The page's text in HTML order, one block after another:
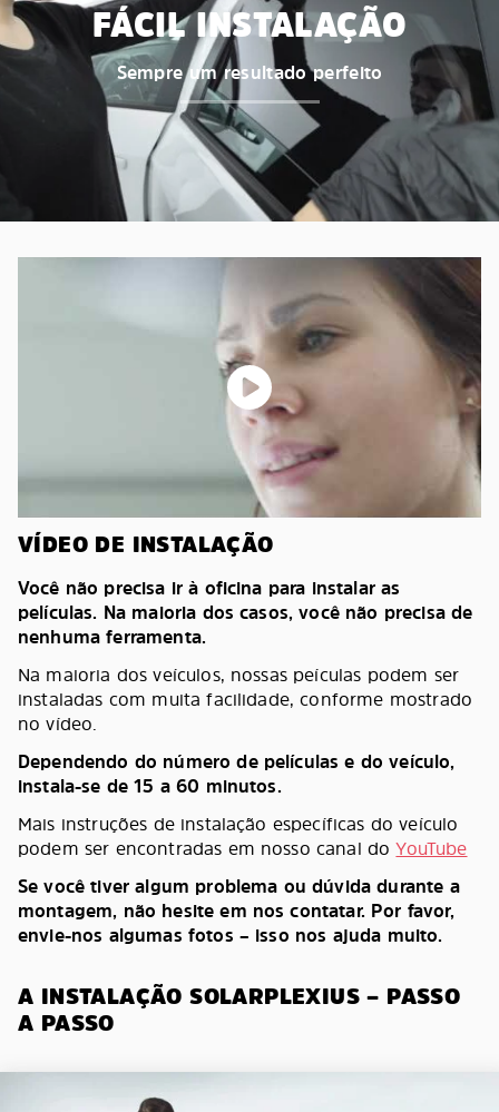
FÁCIL INSTALAÇÃO
Sempre um resultado perfeito
VÍDEO DE INSTALAÇÃO
Você não precisa ir à oficina para instalar as
películas. Na maioria dos casos, você não precisa de
nenhuma ferramenta.
Na maioria dos veículos, nossas peículas podem ser
instaladas com muita facilidade, conforme mostrado
no vídeo.
Dependendo do número de películas e do veículo,
instala-se de 15 a 60 minutos.
Mais instruções de instalação específicas do veículo
podem ser encontradas em nosso canal doYouTube
Se você tiver algum problema ou dúvida durante a
montagem, não hesite em nos contatar. Por favor,
envie-nos algumas fotos – isso nos ajuda muito.
A INSTALAÇÃO SOLARPLEXIUS – PASSO
A PASSO